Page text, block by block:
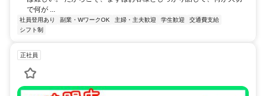
で何が ...
社員登用あり 副業・WワークOK 主婦・主夫歓迎 学生歓迎
交通費支給
シフト制
正社員